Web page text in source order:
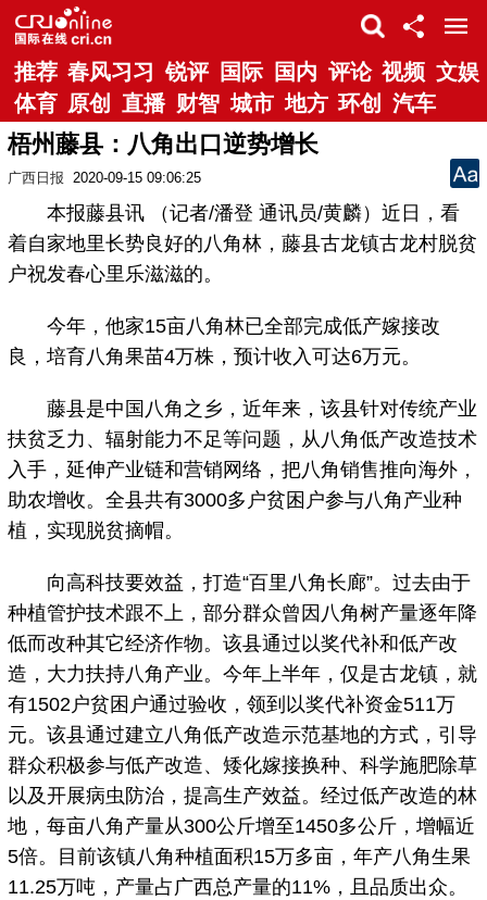
推荐 春风习习 锐评 国际 国内 评论 视频 文娱
体育 原创 直播 财智 城市 地方 环创 汽车
梧州藤县：八角出口逆势增长
广西日报 2020-09-15 09:06:25
本报藤县讯 （记者/潘登 通讯员/黄麟）近日，看
着自家地里长势良好的八角林，藤县古龙镇古龙村脱贫
户祝发春心里乐滋滋的。
今年，他家15亩八角林已全部完成低产嫁接改
良，培育八角果苗4万株，预计收入可达6万元。
藤县是中国八角之乡，近年来，该县针对传统产业
扶贫乏力、辐射能力不足等问题，从八角低产改造技术
入手，延伸产业链和营销网络，把八角销售推向海外，
助农增收。全县共有3000多户贫困户参与八角产业种
植，实现脱贫摘帽。
向高科技要效益，打造“百里八角长廊”。过去由于
种植管护技术跟不上，部分群众曾因八角树产量逐年降
低而改种其它经济作物。该县通过以奖代补和低产改
造，大力扶持八角产业。今年上半年，仅是古龙镇，就
有1502户贫困户通过验收，领到以奖代补资金511万
元。该县通过建立八角低产改造示范基地的方式，引导
群众积极参与低产改造、矮化嫁接换种、科学施肥除草
以及开展病虫防治，提高生产效益。经过低产改造的林
地，每亩八角产量从300公斤增至1450多公斤，增幅近
5倍。目前该镇八角种植面积15万多亩，年产八角生果
11.25万吨，产量占广西总产量的11%，且品质出众。